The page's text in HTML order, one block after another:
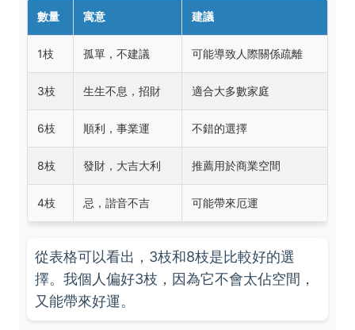
數量 寓意 建議
1枝 孤單，不建議 可能導致人際關係疏離
3枝 生生不息，招財 適合大多數家庭
6枝 順利，事業運 不錯的選擇
8枝 發財，大吉大利 推薦用於商業空間
4枝 忌，諧音不吉 可能帶來厄運
從表格可以看出，3枝和8枝是比較好的選
擇。我個人偏好3枝，因為它不會太佔空間，
又能帶來好運。